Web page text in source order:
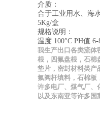
介质：
合于工
5Kg/盒
规格说明：
温度 100°C PH值
我生产出口各类流体
根，四氟盘根，石棉
垫片，密封材料类产
氟阀杆填料，石棉板
许多电厂、煤气厂、
以及东南亚等许多国